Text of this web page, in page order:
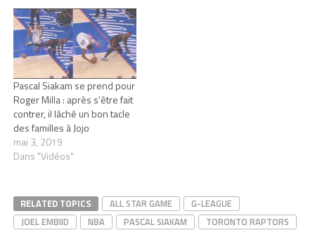
Pascal Siakam se prend pour
Roger Milla : après s’être fait
contrer, il lâché un bon tacle
des familles à Jojo
mai 3, 2019
Dans "Vidéos"
RELATED TOPICS ALL STAR GAME
G-LEAGUE
JOEL EMBIID
NBA PASCAL SIAKAM TORONTO RAPTORS